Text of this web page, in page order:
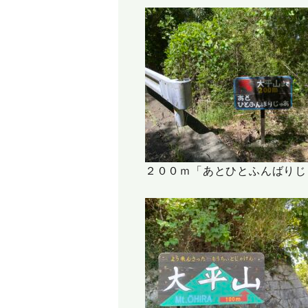
２００ｍ「あとひとふんばり